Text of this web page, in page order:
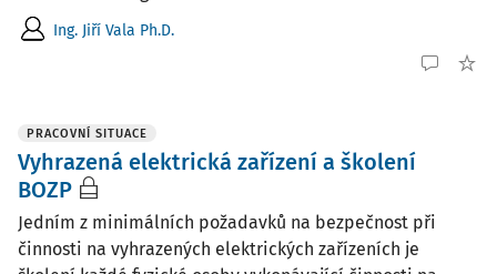
Ing. Jiří Vala Ph.D.
PRACOVNÍ SITUACE
Vyhrazená elektrická zařízení a školení
BOZP
Jedním z minimálních požadavků na bezpečnost při
činnosti na vyhrazených elektrických zařízeních je